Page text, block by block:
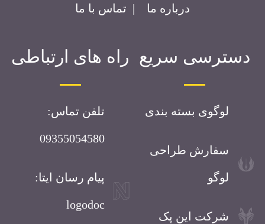
درباره ما | تماس با ما
دسترسی سریع
لوگوی بسته بندی
سفارش طراحی
لوگو
شرکت این پک
راه های ارتباطی
تلفن تماس:
09355054580
پیام رسان ایتا:
logodoc